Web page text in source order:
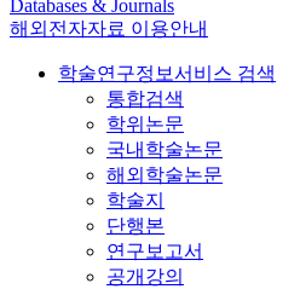
Databases & Journals
해외전자자료 이용안내
학술연구정보서비스 검색
통합검색
학위논문
국내학술논문
해외학술논문
학술지
단행본
연구보고서
공개강의